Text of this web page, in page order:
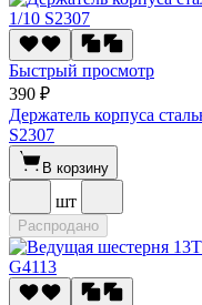
Быстрый просмотр
390 ₽
Держатель корпуса
S2307
В корзину
шт
Распродано